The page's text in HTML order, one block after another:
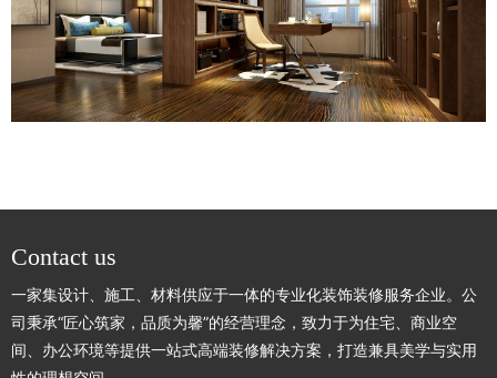
Contact us
一家集设计、施工、材料供应于一体的专业化装饰装修服务企业。公
司秉承“匠心筑家，品质为馨”的经营理念，致力于为住宅、商业空
间、办公环境等提供一站式高端装修解决方案，打造兼具美学与实用